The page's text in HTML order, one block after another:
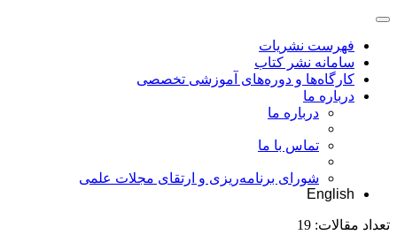
فهرست نشریات
سامانه نشر کتاب
کارگاه‌ها و دوره‌های آموزشی تخصصی
درباره ما
درباره ما
تماس با ما
شورای برنامه‌ریزی و ارتقای مجلات علمی
English
تعداد مقالات: 19